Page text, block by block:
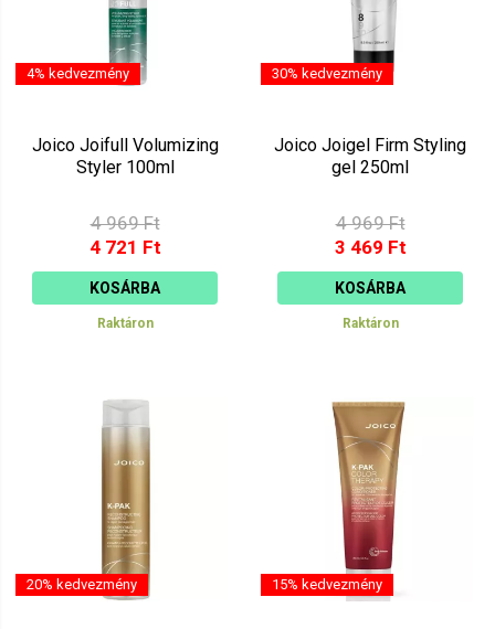
4% kedvezmény
Joico Joifull Volumizing
Styler 100ml
4 969 Ft
4 721 Ft
KOSÁRBA
Raktáron
30% kedvezmény
Joico Joigel Firm Styling
gel 250ml
4 969 Ft
3 469 Ft
KOSÁRBA
Raktáron
20% kedvezmény 15% kedvezmény